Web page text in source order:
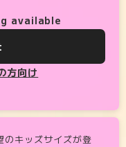
available
方向け
のキッズサイズが登